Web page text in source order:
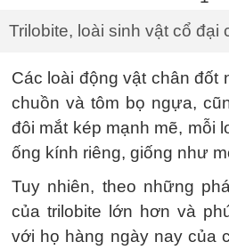
Trilobite, loài sinh vật cổ đại
Các loài động vật chân đốt
chuồn và tôm bọ ngựa,
đôi mắt kép mạnh mẽ, mỗi
ống kính riêng, giống như
Tuy nhiên, theo những
của trilobite lớn hơn và
với họ hàng ngày nay của